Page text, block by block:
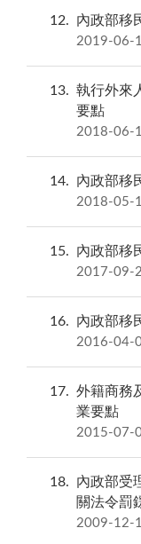
12 內政部移
2019-06-
13
執行外來
要點
2018-06-
14 內政部移
2018-05-
15 內政部移
2017-09-
16 內政部移
2016-04-
17
外籍商務
業要點
2015-07-
18
內政部受
關法令罰
2009-12-